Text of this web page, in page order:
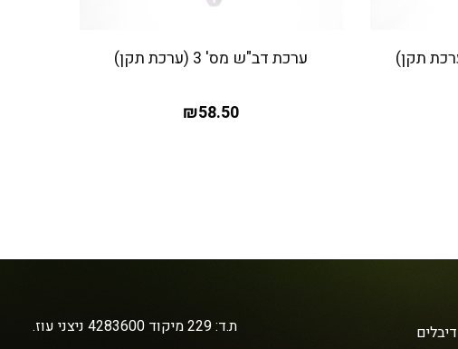
ערכת דב"ש מס' 3 (ערכת תקן)
₪58.50
דיבלים
ת.ד: 229 מיקוד 4283600 ניצני עוז.